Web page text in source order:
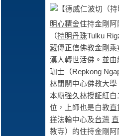
明心精舍住持金剛阿
（持明丹珠Tulku
藏傳正信佛教金剛乘
漢人轉世活佛。並由
珈士（Repkong
林閉關中心佛教大學
本廟強久林授証紅白
位，上師也是白教直
祥法輪中心及台灣
教寺）的住持金剛阿